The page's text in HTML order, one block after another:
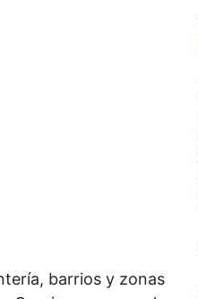
barrios y zonas